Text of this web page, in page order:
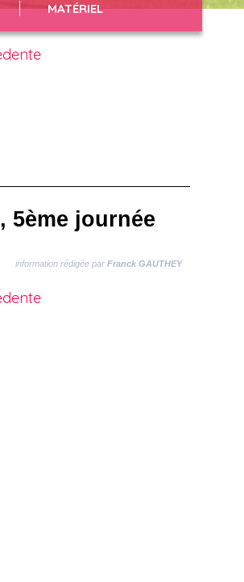
MATÉRIEL
5ème journée
information rédigée par Franck GAUTHEY